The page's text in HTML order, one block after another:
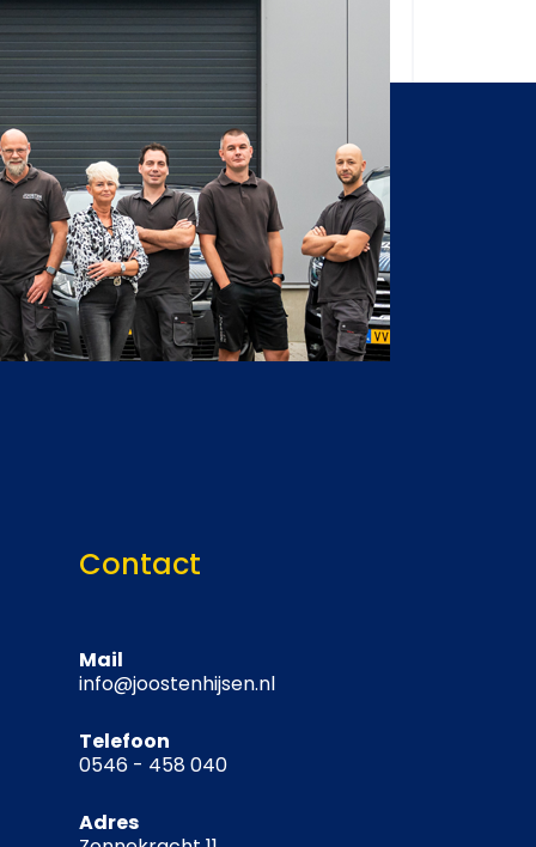
Contact
Mail
info@joostenhijsen.nl
Telefoon
0546 - 458 040
Adres